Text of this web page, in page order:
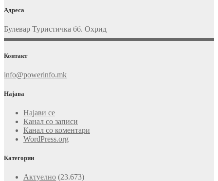
Адреса
Булевар Туристичка бб. Охрид
Контакт
info@powerinfo.mk
Најава
Најави се
Канал со записи
Канал со коментари
WordPress.org
Категории
Актуелно (23.673)